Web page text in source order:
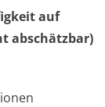
auf
abschätzbar)